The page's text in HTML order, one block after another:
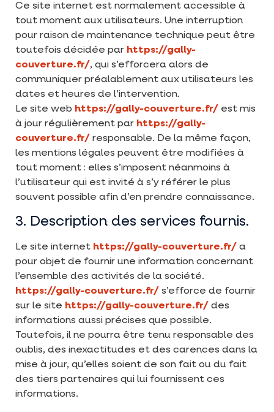
Ce site internet est normalement accessible à
tout moment aux utilisateurs. Une interruption
pour raison de maintenance technique peut être
toutefois décidée par https://gally-
couverture.fr/, qui s’efforcera alors de
communiquer préalablement aux utilisateurs les
dates et heures de l’intervention.
Le site web https://gally-couverture.fr/ est mis
à jour régulièrement par https://gally-
couverture.fr/ responsable. De la même façon,
les mentions légales peuvent être modifiées à
tout moment : elles s’imposent néanmoins à
l’utilisateur qui est invité à s’y référer le plus
souvent possible afin d’en prendre connaissance.
3. Description des services fournis.
Le site internet https://gally-couverture.fr/ a
pour objet de fournir une information concernant
l’ensemble des activités de la société.
https://gally-couverture.fr/ s’efforce de fournir
sur le site https://gally-couverture.fr/ des
informations aussi précises que possible.
Toutefois, il ne pourra être tenu responsable des
oublis, des inexactitudes et des carences dans la
mise à jour, qu’elles soient de son fait ou du fait
des tiers partenaires qui lui fournissent ces
informations.